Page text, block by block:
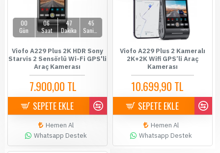
00
Gün
06
Saat
47
Dakika
45
Viofo A229 Plus 2K HDR Sony
Starvis 2 Sensörlü Wi-Fi GPS'li
Araç Kamerası
7.900,00 TL
SEPETE EKLE
Hemen Al
Whatsapp Destek
Viofo A229 Plus 2 Kameralı
2K+2K Wifi GPS’li Araç
Kamerası
10.699,90 TL
SEPETE EKLE
Hemen Al
Whatsapp Destek